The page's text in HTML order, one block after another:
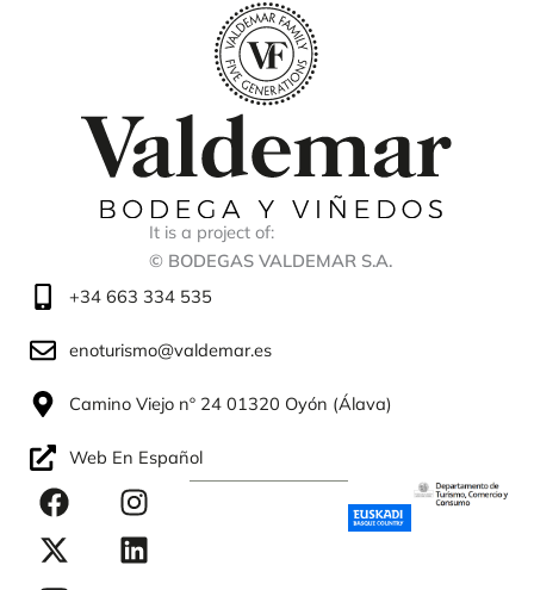
It is a project of:
© BODEGAS VALDEMAR S.A.
+34 663 334 535
enoturismo@valdemar.es
Camino Viejo nº 24 01320 Oyón (Álava)
Web En Español
F
a
c
e
I
n
s
X
-
t
w
L
i
n
Y
o
u
t